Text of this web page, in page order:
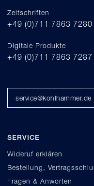
Zeitschriften
+49 (0)711 7863 7280
Digitale Produkte
+49 (0)711 7863 7287
service@kohlhammer.de
SERVICE
Wideruf erklären
Bestellung,
Fragen & Anworten